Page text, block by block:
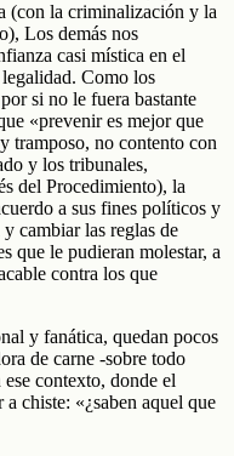
(con la criminalización y la
Los demás nos
casi mística en el
Como los
si no le fuera bastante
«prevenir es mejor que
tramposo, no contento con
y los tribunales,
del Procedimiento), la
a sus fines políticos y
cambiar las reglas de
que le pudieran molestar, a
contra los que
y fanática, quedan pocos
de carne -sobre todo
contexto, donde el
chiste: «¿saben aquel que